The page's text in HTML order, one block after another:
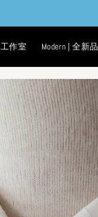
作室 Modern | 全新品